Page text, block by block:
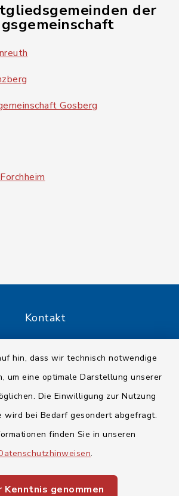
hin, dass wir technisch notwendige
um eine optimale Darstellung unserer
Die Einwilligung zur Nutzung
wird bei Bedarf gesondert abgefragt.
finden Sie in unseren
.
Kenntnis genommen
der
Gosberg
Kontakt
Datenschutz
Impressum
Sitemap
Einstellungen